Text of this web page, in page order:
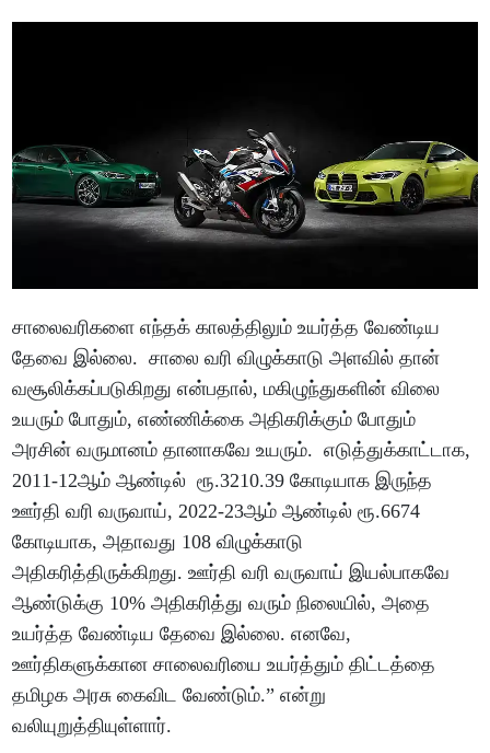
சாலைவரிகளை எந்தக் காலத்திலும் உயர்த்த வேண்டிய
தேவை இல்லை. சாலை வரி விழுக்காடு அளவில் தான்
வசூலிக்கப்படுகிறது என்பதால், மகிழுந்துகளின் விலை
உயரும் போதும், எண்ணிக்கை அதிகரிக்கும் போதும்
அரசின் வருமானம் தானாகவே உயரும். எடுத்துக்காட்டாக,
2011-12ஆம் ஆண்டில் ரூ.3210.39 கோடியாக இருந்த
ஊர்தி வரி வருவாய், 2022-23ஆம் ஆண்டில் ரூ.6674
கோடியாக, அதாவது 108 விழுக்காடு
அதிகரித்திருக்கிறது. ஊர்தி வரி வருவாய் இயல்பாகவே
ஆண்டுக்கு 10% அதிகரித்து வரும் நிலையில், அதை
உயர்த்த வேண்டிய தேவை இல்லை. எனவே,
ஊர்திகளுக்கான சாலைவரியை உயர்த்தும் திட்டத்தை
தமிழக அரசு கைவிட வேண்டும்.” என்று
வலியுறுத்தியுள்ளார்.